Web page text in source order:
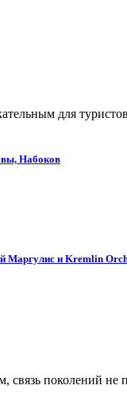
для
Набоков
Маргулис и Kremlin
связь поколений не